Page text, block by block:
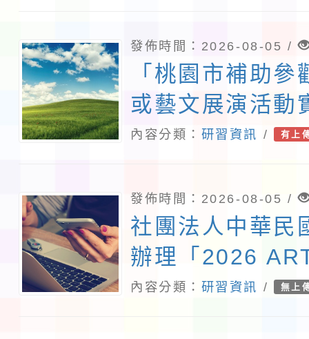
發佈時間：2026-08-05 /
「桃園市補助
或藝文展演活動
115年下半年申
內容分類： 研習資訊 / 有上
發佈時間：2026-08-05 /
社團法人中華民
辦理「2026
北國際藝術博覽
內容分類： 研習資訊 / 無上